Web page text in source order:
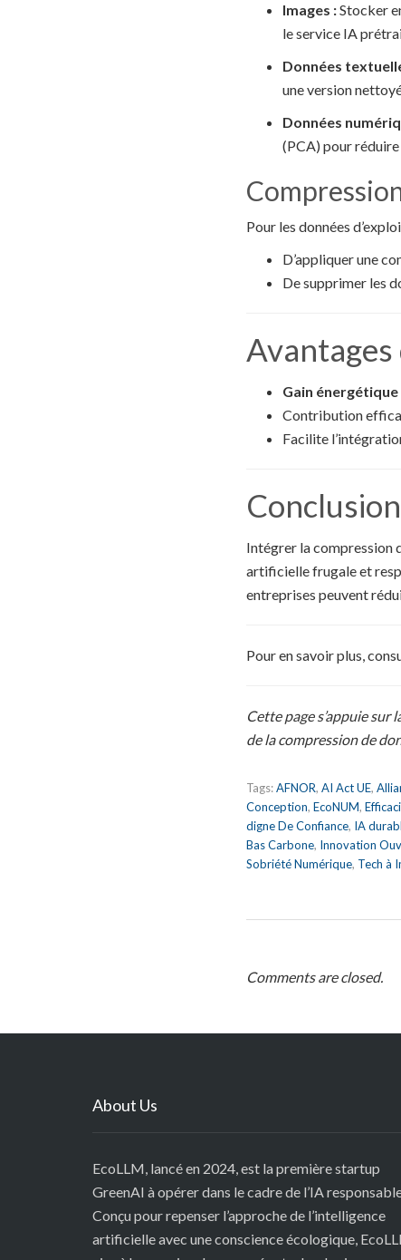
Images :Stocker
le service IA
Données
une version
Données
(PCA) pour
Pour les données
D’appliquer une
De supprimer les
Gain
Contribution
Facilite
Conclusion
Intégrer la compression
artificielle frugale et
entreprises peuvent
Pour en savoir plus,
Cette page s’appuie
de la compression de
Tags:AFNOR, AI Act UE,
Conception, EcoNUM,
digne De Confiance, IA
Bas Carbone, Innovation
Sobriété Numérique, Tech à
Comments are closed.
About Us
EcoLLM, lancé en 2024, est la première startup
GreenAI à opérer dans le cadre de l’IA
Conçu pour repenser l’approche de l’intelligence
artificielle avec une conscience écologique,